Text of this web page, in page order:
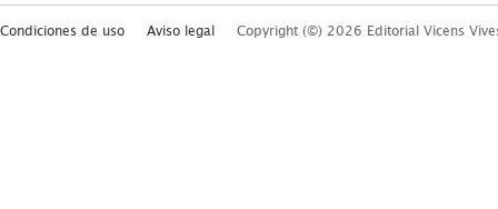
Condiciones de uso Aviso legal Copyright (©) 2026 Editorial Vicens